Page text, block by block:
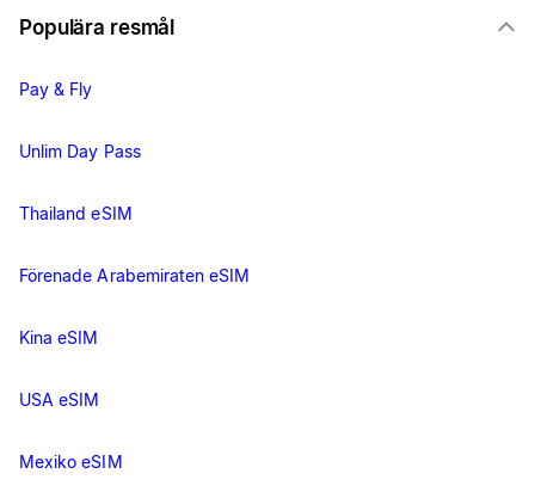
Populära resmål
Pay & Fly
Unlim Day Pass
Thailand eSIM
Förenade Arabemiraten eSIM
Kina eSIM
USA eSIM
Mexiko eSIM